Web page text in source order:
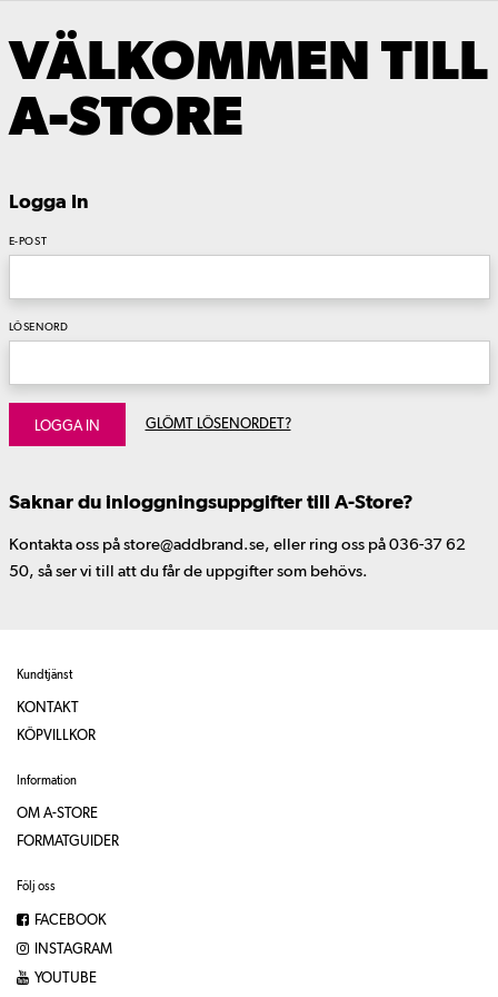
VÄLKOMMEN TILL
A-STORE
Logga In
E-POST
LÖSENORD
LOGGA IN GLÖMT LÖSENORDET?
Saknar du inloggningsuppgifter till A-Store?
Kontakta oss på store@addbrand.se, eller ring oss på 036-37 62
50, så ser vi till att du får de uppgifter som behövs.
Kundtjänst
KONTAKT
KÖPVILLKOR
Information
OM A-STORE
FORMATGUIDER
Följ oss
FACEBOOK
INSTAGRAM
YOUTUBE